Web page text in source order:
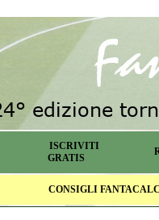
ISCRIVITI
GRATIS
CONSIGLI